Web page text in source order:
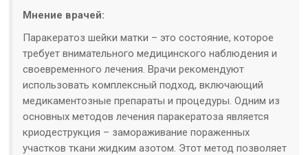
Мнение врачей:
Паракератоз шейки матки – это состояние, которое
требует внимательного медицинского наблюдения и
своевременного лечения. Врачи рекомендуют
использовать комплексный подход, включающий
медикаментозные препараты и процедуры. Одним из
основных методов лечения паракератоза является
криодеструкция – замораживание пораженных
участков ткани жидким азотом. Этот метод позволяет